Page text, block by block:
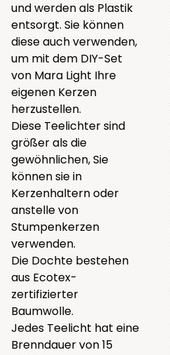
und werden als Plastik
entsorgt. Sie können
diese auch verwenden,
um mit dem DIY-Set
von Mara Light Ihre
eigenen Kerzen
herzustellen.
Diese Teelichter sind
größer als die
gewöhnlichen, Sie
können sie in
Kerzenhaltern oder
anstelle von
Stumpenkerzen
verwenden.
Die Dochte bestehen
aus Ecotex-
zertifizierter
Baumwolle.
Jedes Teelicht hat eine
Brenndauer von 15